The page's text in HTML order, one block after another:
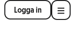
Logga in